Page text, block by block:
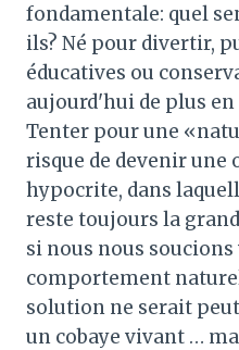
fondamentale: quel
ils? Né pour divertir,
éducatives ou
aujourd'hui de plus
Tenter pour une
risque de devenir
hypocrite, dans
reste toujours la
si nous nous
comportement
solution ne serait
un cobaye vivant …